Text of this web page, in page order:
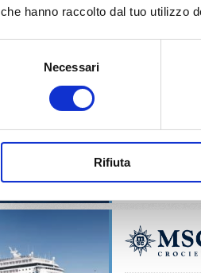
che hanno raccolto dal tuo utilizzo
Necessari
Rifiuta
Bari, Corfu,